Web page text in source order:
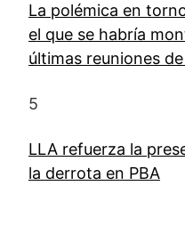
La polémica en
el que se habría
últimas reuniones
5
LLA refuerza la
la derrota en PBA